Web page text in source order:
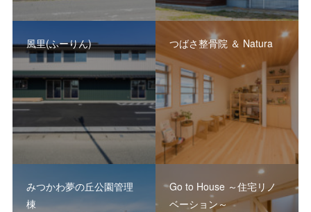
風里(ふーりん) つばさ整骨院 ＆ Natura
みつかわ夢の丘公園管理
棟
Go to House ～住宅リノ
ベーション～